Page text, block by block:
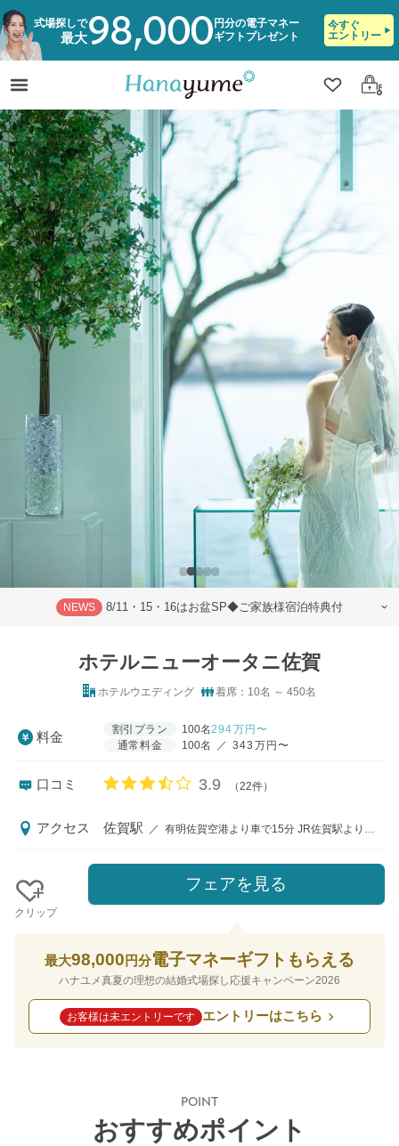
式場探しで
最大98,000 円分の電子マネー
ギフトプレゼント
今すぐ
エントリー
クリップ
ログ
NEWS 8/11・15・16はお盆SP◆ご家族様宿泊特典付
ホテルニューオータニ佐賀
ホテルウエディング 着席：10名 ～ 450名
料金
割引プラン 100名294万円〜
通常料金
100名 ／ 343万円〜
口コミ 口コミ評価
3.9 （22件）
アクセス 佐賀駅 ／ 有明佐賀空港より車で15分 JR佐賀駅より車で5分 長崎自動車道佐賀大和ICより車で20分
クリップ
フェアを見る
最大98,000 円分電子マネーギフトもらえる
ハナユメ真夏の理想の結婚式場探し応援キャンペーン2026
お客様は未エントリーです エントリーはこちら
POINT
おすすめポイント